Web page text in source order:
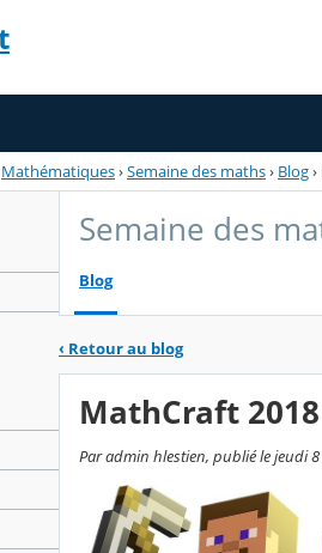
Mathématiques›Semaine des maths› Blog›
Semaine des
Blog
‹ Retour au blog
MathCraft 2018
Par admin hlestien, publié le jeudi